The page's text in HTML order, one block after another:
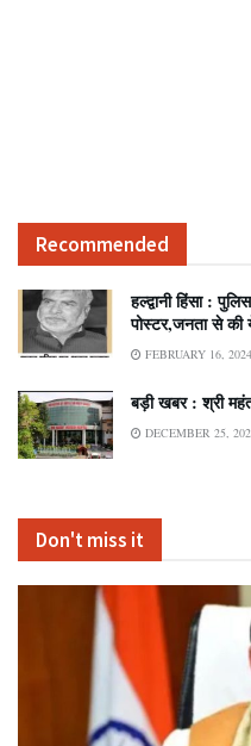
Recommended
हल्द्वानी हिंसा :
पोस्टर,जनता से की
FEBRUARY 16, 2024
बड़ी खबर : श्री
DECEMBER 25,
Don't miss it